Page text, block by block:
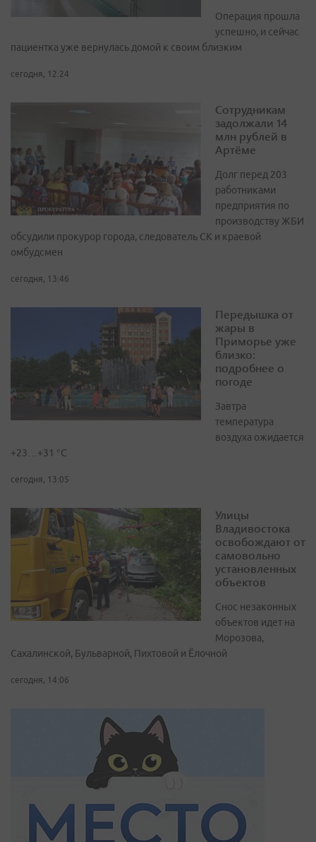
Операция прошла
успешно, и сейчас
пациентка уже вернулась домой к своим близким
сегодня, 12:24
Сотрудникам
задолжали 14
млн рублей в
Артёме
Долг перед 203
работниками
предприятия по
производству ЖБИ
обсудили прокурор города, следователь СК и краевой
омбудсмен
сегодня, 13:46
Передышка от
жары в
Приморье уже
близко:
подробнее о
погоде
Завтра
температура
воздуха ожидается
+23…+31 °C
сегодня, 13:05
Улицы
Владивостока
освобождают от
самовольно
установленных
объектов
Снос незаконных
объектов идет на
Морозова,
Сахалинской, Бульварной, Пихтовой и Ёлочной
сегодня, 14:06